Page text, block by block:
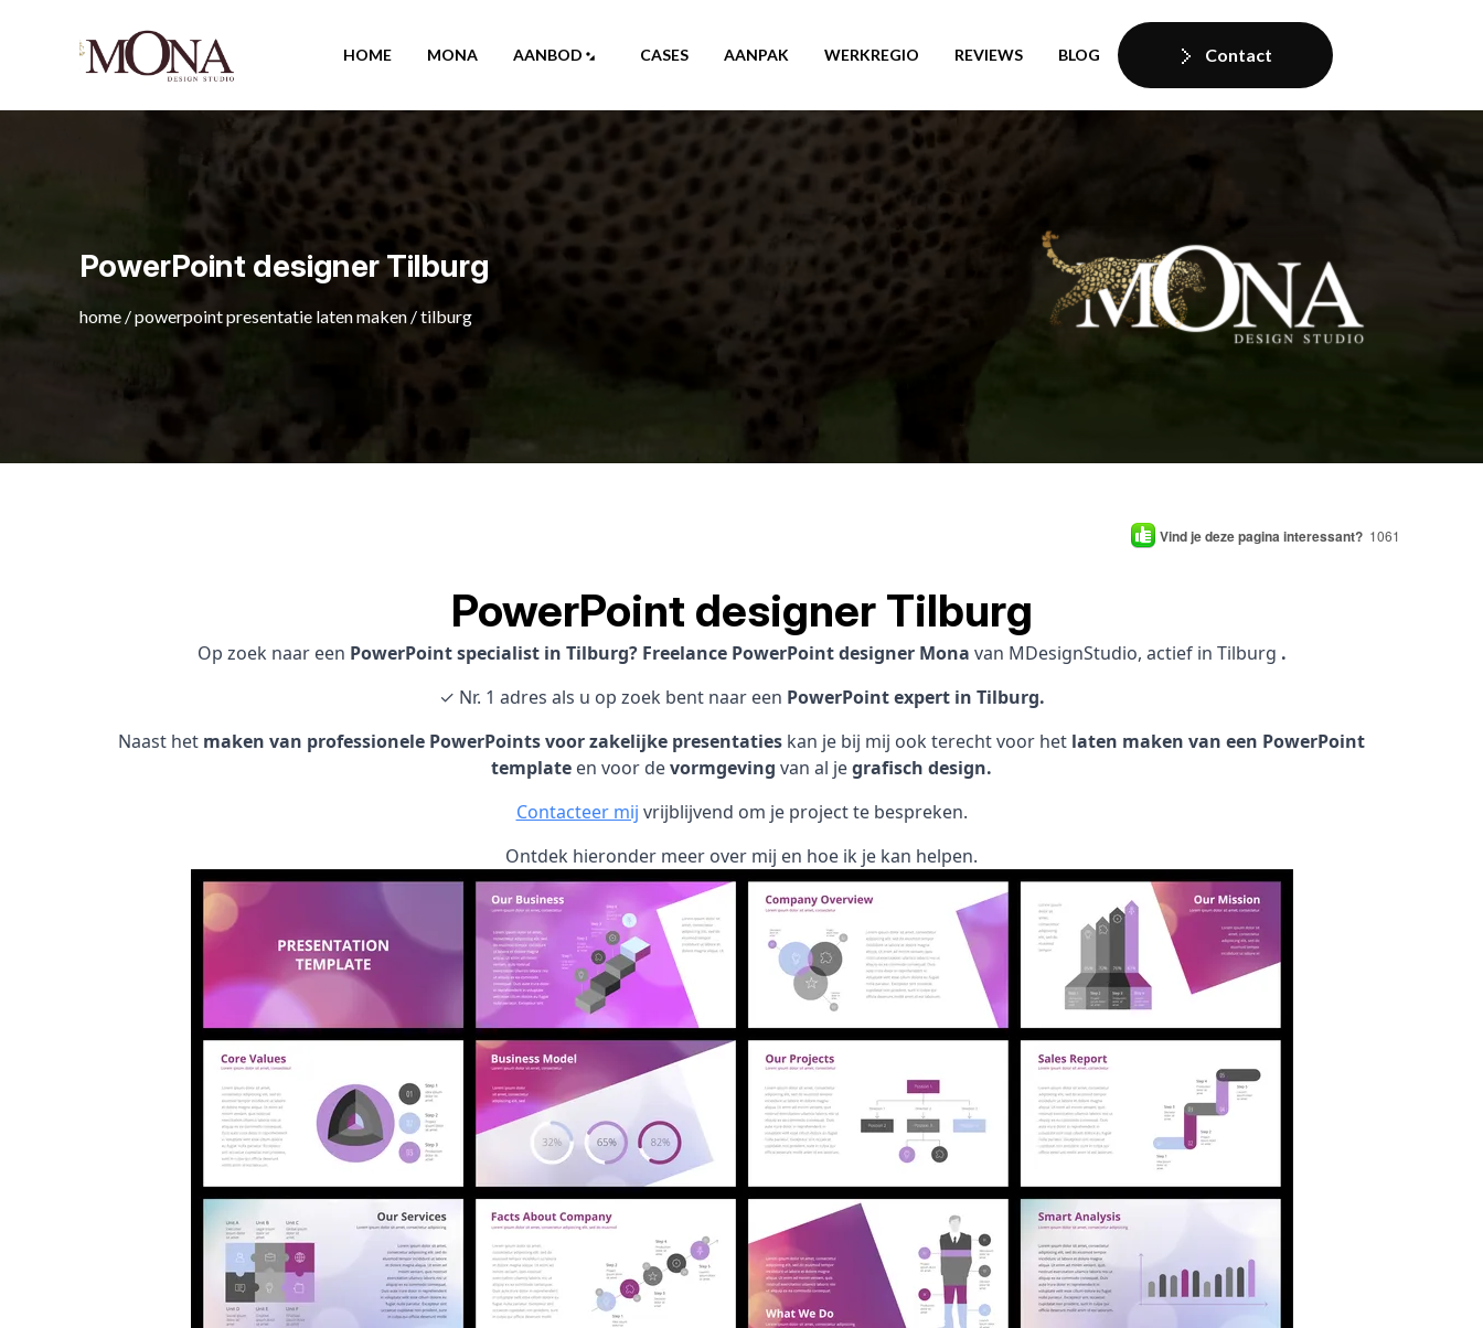
HOME MONA AANBOD CASES AANPAK WERKREGIO REVIEWS BLOG Contact
PowerPoint designer Tilburg
home/powerpoint presentatie laten maken/tilburg
Vind je deze pagina interessant? 1061
PowerPoint designer Tilburg
Op zoek naar een PowerPoint specialist in Tilburg? Freelance PowerPoint designer Mona van MDesignStudio, actief in Tilburg .
✓ Nr. 1 adres als u op zoek bent naar een PowerPoint expert in Tilburg.
Naast het maken van professionele PowerPoints voor zakelijke presentaties kan je bij mij ook terecht voor het laten maken van een PowerPoint
template en voor devormgeving van al jegrafisch design.
Contacteer mij vrijblijvend om je project te bespreken.
Ontdek hieronder meer over mij en hoe ik je kan helpen.